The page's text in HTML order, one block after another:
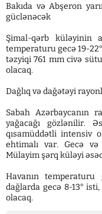
Bakıda və Abşeron
güclənəcək
Şimal-qərb küləyinin
temperaturu gecə 19-
təzyiqi 761 mm civə
olacaq.
Dağlıq və dağətəyi
Sabah Azərbaycanın
yağacağı gözlənilir.
qısamüddətli intensiv
ehtimalı var. Gecə
Mülayim şərq küləyi
Havanın
dağlarda gecə 8-13°
olacaq.